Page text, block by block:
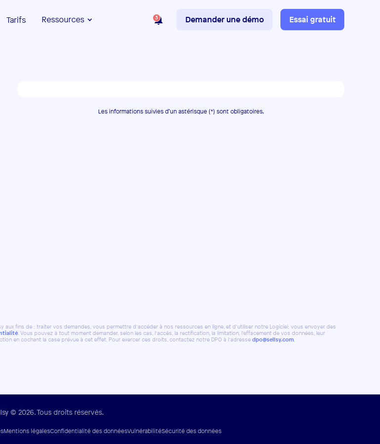
Tarifs Ressources 3 Demander une démo Essai gratuit
Les informations suivies d’un astérisque (*) sont obligatoires.
fins de : traiter vos demandes, vous permettre d’accéder à nos ressources en ligne, et d’utiliser notre Logiciel; vous envoyer des
. Vous pouvez à tout moment demander, selon les cas, l’accès, la rectification, la limitation, l’effacement de vos données, leur
en cochant la case prévue à cet effet. Pour exercer ces droits, contactez notre DPO à l’adresse dpo@sellsy.com.
© 2026. Tous droits réservés.
Mentions légalesConfidentialité des donnéesVulnérabilitéSécurité des données